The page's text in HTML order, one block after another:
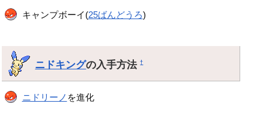
キャンプボーイ(25ばんどうろ)
ニドキングの入手方法†
ニドリーノ を進化